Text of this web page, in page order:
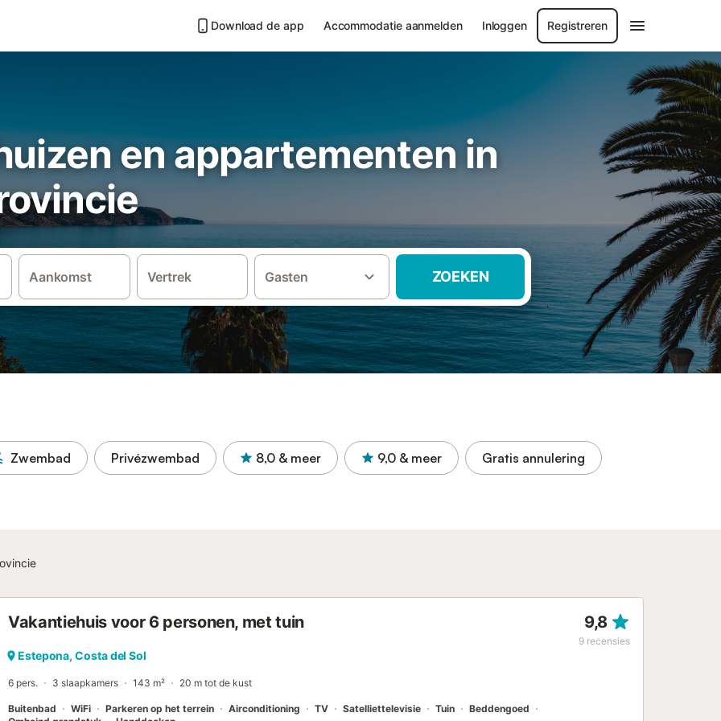
Download de app Accommodatie aanmelden Inloggen Registreren
en appartementen in
Aankomst Vertrek Gasten ZOEKEN
Zwembad Privézwembad 8,0 & meer 9,0 & meer Gratis annulering
Vakantiehuis voor 6 personen, met tuin 9,8
9 recensies
Estepona, Costa del Sol
6 pers. 3 slaapkamers 143 m² 20 m tot de kust
Buitenbad WiFi Parkeren op het terrein Airconditioning TV Satelliettelevisie Tuin
Beddengoed